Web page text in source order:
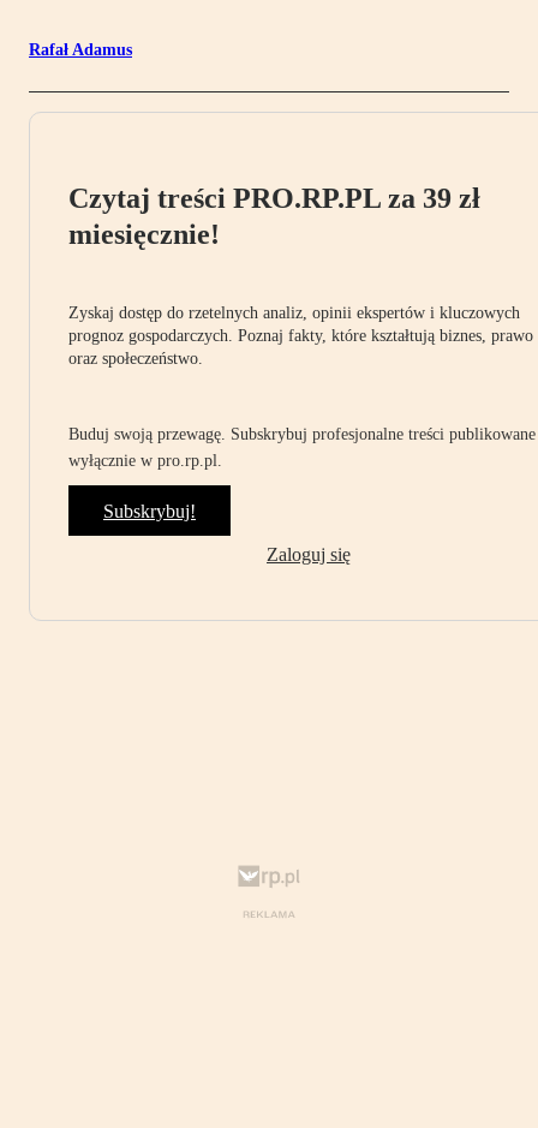
Rafał Adamus
Czytaj treści PRO.RP.PL za 39 zł
miesięcznie!
Zyskaj dostęp do rzetelnych analiz, opinii ekspertów i kluczowych
prognoz gospodarczych. Poznaj fakty, które kształtują biznes, prawo
oraz społeczeństwo.
Buduj swoją przewagę. Subskrybuj profesjonalne treści publikowane
wyłącznie w pro.rp.pl.
Subskrybuj!
Zaloguj się